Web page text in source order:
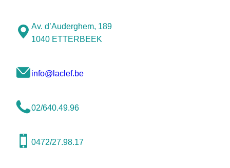
Av. d’Auderghem, 189
1040 ETTERBEEK
info@laclef.be
02/640.49.96
0472/27.98.17